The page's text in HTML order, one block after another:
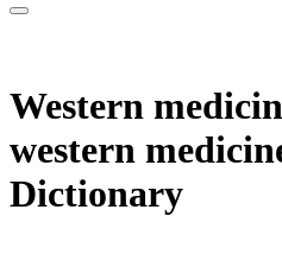
Western
western
Dictionary